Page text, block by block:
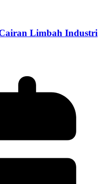
Limbah Industri